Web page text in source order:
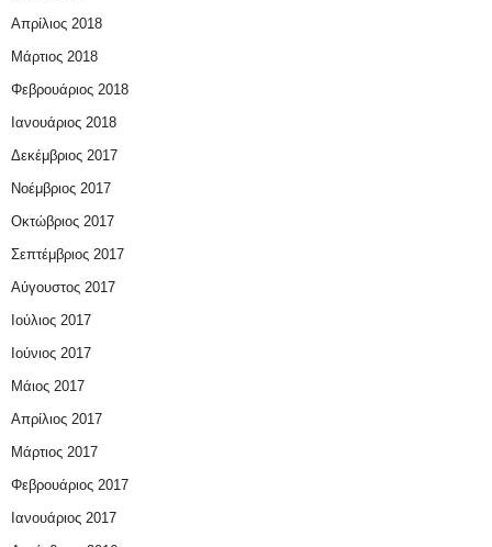
Απρίλιος 2018
Μάρτιος 2018
Φεβρουάριος 2018
Ιανουάριος 2018
Δεκέμβριος 2017
Νοέμβριος 2017
Οκτώβριος 2017
Σεπτέμβριος 2017
Αύγουστος 2017
Ιούλιος 2017
Ιούνιος 2017
Μάιος 2017
Απρίλιος 2017
Μάρτιος 2017
Φεβρουάριος 2017
Ιανουάριος 2017